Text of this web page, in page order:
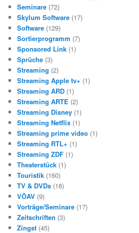
Seminare (72)
Skylum Software (17)
Software (129)
Sortierprogramm (7)
Sponsored Link (1)
Sprüche (3)
Streaming (2)
Streaming Apple tv+ (1)
Streaming ARD (1)
Streaming ARTE (2)
Streaming Disney (1)
Streaming Netflix (1)
Streaming prime video (1)
Streaming RTL+ (1)
Streaming ZDF (1)
Theaterstück (1)
Touristik (160)
TV & DVDs (18)
VÖAV (9)
Vorträge/Seminare (17)
Zeitschriften (3)
Zingst (45)